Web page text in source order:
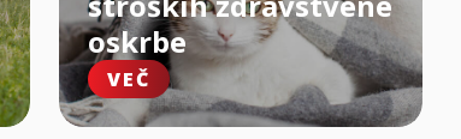
oskrbe
VEČ